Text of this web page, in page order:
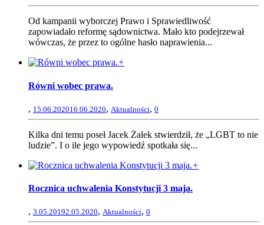
Od kampanii wyborczej Prawo i Sprawiedliwość
zapowiadało reformę sądownictwa. Mało kto podejrzewał
wówczas, że przez to ogólne hasło naprawienia...
+
Równi wobec prawa.
, 15.06.202016.06.2020, Aktualności, 0
Kilka dni temu poseł Jacek Żalek stwierdził, że „LGBT to nie
ludzie”. I o ile jego wypowiedź spotkała się...
+
Rocznica uchwalenia Konstytucji 3 maja.
, 3.05.20192.05.2020, Aktualności, 0